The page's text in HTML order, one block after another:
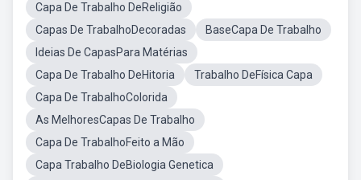
Capa De Trabalho DeReligião
Capas De TrabalhoDecoradas
BaseCapa De Trabalho
Ideias De CapasPara Matérias
Capa De Trabalho DeHitoria
Trabalho DeFísica Capa
Capa De TrabalhoColorida
As MelhoresCapas De Trabalho
Capa De TrabalhoFeito a Mão
Capa Trabalho DeBiologia Genetica